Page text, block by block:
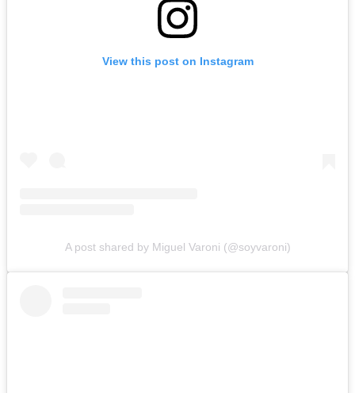
View this post on Instagram
A post shared by Miguel Varoni (@soyvaroni)